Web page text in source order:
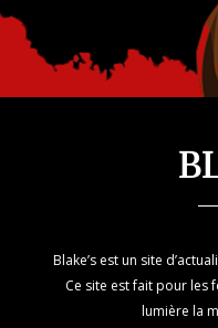
Blake’s est un site
Ce site est fait pour les
lumière la